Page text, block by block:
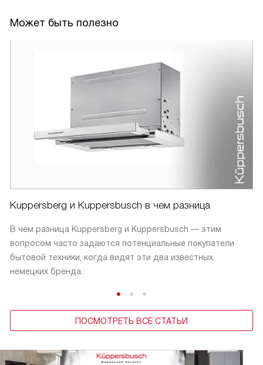
Может быть полезно
Kuppersberg и Kuppersbusch в чем разница
В чем разница Kuppersberg и Kuppersbusch — этим
вопросом часто задаются потенциальные покупатели
бытовой техники, когда видят эти два известных
немецких бренда.
ПОСМОТРЕТЬ ВСЕ СТАТЬИ